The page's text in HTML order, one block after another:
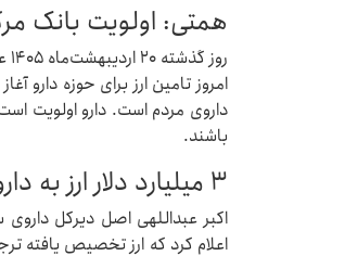
همتی: اولویت بانک
امروز تامین ارز برای حوزه دارو
داروی مردم است. دارو اولویت
باشند.
۳ میلیارد دلار ارز به دارو اختصاص پیدا کرد
اکبر عبداللهی اصل دیرکل